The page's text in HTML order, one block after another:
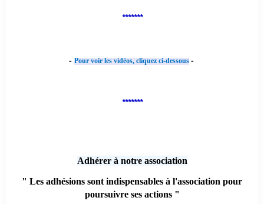
*******
- Pour voir les vidéos, cliquez ci-dessous -
*******
Adhérer à notre association
" Les adhésions sont indispensables à l'association pour
poursuivre ses actions "